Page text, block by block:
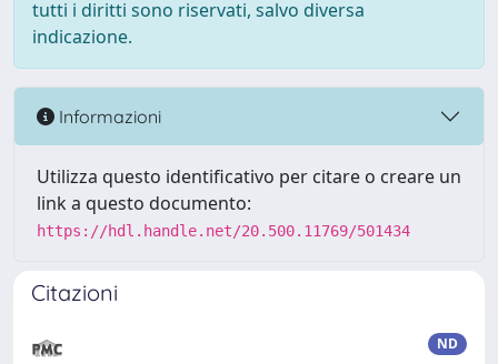
tutti i diritti sono riservati, salvo diversa
indicazione.
Informazioni
Utilizza questo identificativo per citare o creare un
link a questo documento:
https://hdl.handle.net/20.500.11769/501434
Citazioni
ND